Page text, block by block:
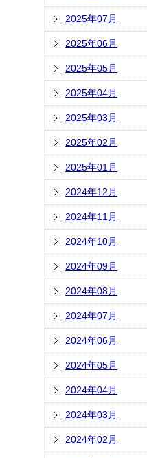
2025年07月
2025年06月
2025年05月
2025年04月
2025年03月
2025年02月
2025年01月
2024年12月
2024年11月
2024年10月
2024年09月
2024年08月
2024年07月
2024年06月
2024年05月
2024年04月
2024年03月
2024年02月